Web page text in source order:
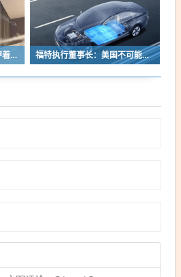
女子称名创优品内裤“穿着穿着掉了”让其颜面尽失 品牌方客服回应：已启动紧急调查 福特执行董事长：美国不可能永远把中国车企挡在门外 进来也有信心击败